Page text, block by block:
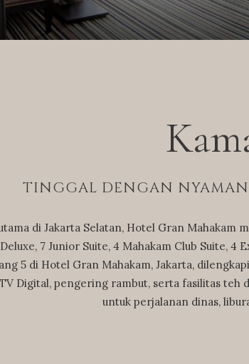
TINGGAL DENGAN
di Jakarta Selatan, Hotel Gran Mahakam
Deluxe, 7 Junior Suite, 4 Mahakam Club Suite, 4
5 di Hotel Gran Mahakam, Jakarta,
TV Digital, pengering rambut, serta fasilitas
untuk perjalanan dinas,